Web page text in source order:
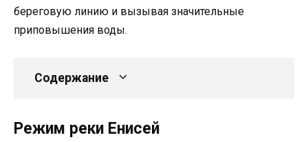
береговую линию и вызывая значительные
приповышения воды.
Содержание
Режим реки Енисей